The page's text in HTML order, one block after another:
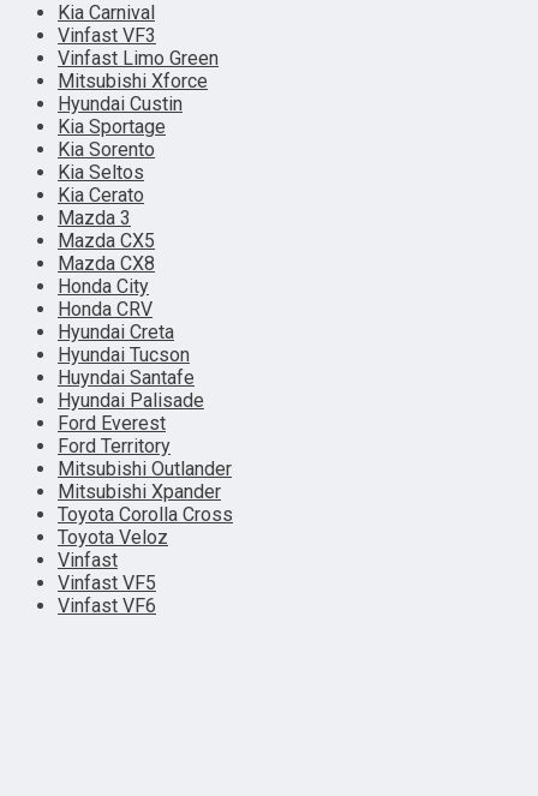
Kia Carnival
Vinfast VF3
Vinfast Limo Green
Mitsubishi Xforce
Hyundai Custin
Kia Sportage
Kia Sorento
Kia Seltos
Kia Cerato
Mazda 3
Mazda CX5
Mazda CX8
Honda City
Honda CRV
Hyundai Creta
Hyundai Tucson
Huyndai Santafe
Hyundai Palisade
Ford Everest
Ford Territory
Mitsubishi Outlander
Mitsubishi Xpander
Toyota Corolla Cross
Toyota Veloz
Vinfast
Vinfast VF5
Vinfast VF6